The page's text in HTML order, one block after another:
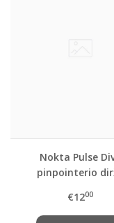
Nokta Pulse
pinpointerio
€1200